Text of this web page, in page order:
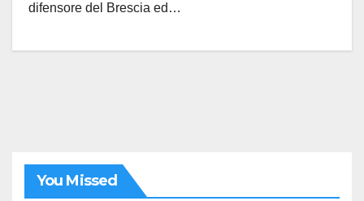
difensore del Brescia ed…
You Missed